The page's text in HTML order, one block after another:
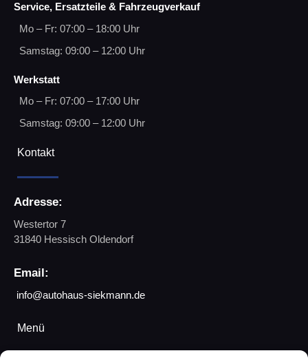
Service, Ersatzteile & Fahrzeugverkauf
Mo – Fr: 07:00 – 18:00 Uhr
Samstag: 09:00 – 12:00 Uhr
Werkstatt
Mo – Fr: 07:00 – 17:00 Uhr
Samstag: 09:00 – 12:00 Uhr
Kontakt
Adresse:
Westertor 7
31840 Hessisch Oldendorf
Email:
info@autohaus-siekmann.de
Menü